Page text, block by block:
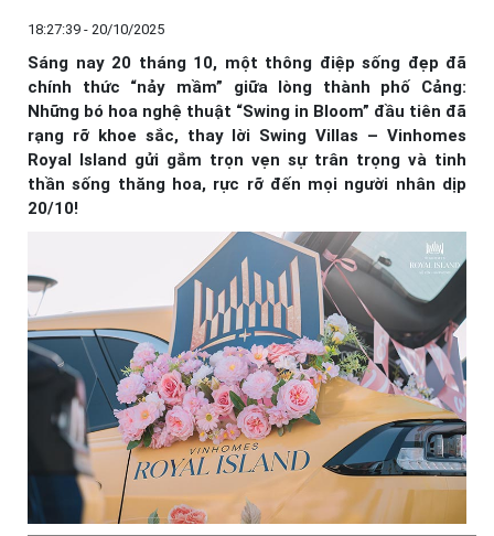
18:27:39 - 20/10/2025
Sáng nay 20 tháng 10, một thông điệp sống đẹp đã
chính thức “nảy mầm” giữa lòng thành phố Cảng:
Những bó hoa nghệ thuật “Swing in Bloom” đầu tiên đã
rạng rỡ khoe sắc, thay lời Swing Villas – Vinhomes
Royal Island gửi gắm trọn vẹn sự trân trọng và tinh
thần sống thăng hoa, rực rỡ đến mọi người nhân dịp
20/10!